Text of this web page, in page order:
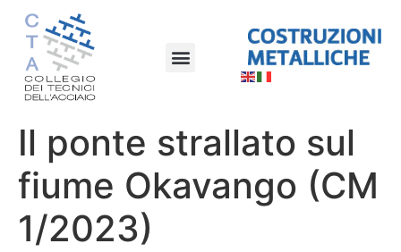
Il ponte strallato sul
fiume Okavango (CM
1/2023)